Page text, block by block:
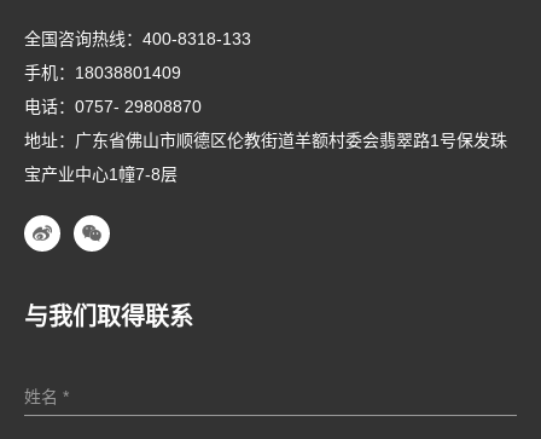
全国咨询热线： 400-8318-133
手机： 18038801409
电话： 0757- 29808870
地址：广东省佛山市顺德区伦教街道羊额村委会翡翠路1号保发珠
宝产业中心1幢7-8层
与我们取得联系